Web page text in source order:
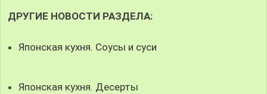
ДРУГИЕ НОВОСТИ РАЗДЕЛА:
Японская кухня. Соусы и суси
Японская кухня. Десерты